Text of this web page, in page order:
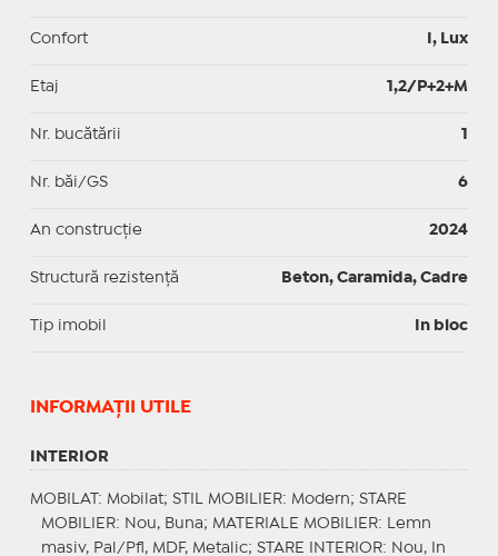
Confort I, Lux
Etaj 1,2/P+2+M
Nr. bucătării 1
Nr. băi/GS 6
An construcție 2024
Structură rezistență Beton, Caramida, Cadre
Tip imobil In bloc
INFORMAŢII UTILE
INTERIOR
MOBILAT : Mobilat; STIL MOBILIER: Modern; STARE
MOBILIER: Nou, Buna; MATERIALE MOBILIER: Lemn
masiv, Pal/Pfl, MDF, Metalic; STARE INTERIOR: Nou, In